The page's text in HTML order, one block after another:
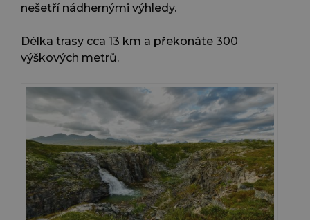
nešetří nádhernými výhledy.
Délka trasy cca 13 km a překonáte 300
výškových metrů.